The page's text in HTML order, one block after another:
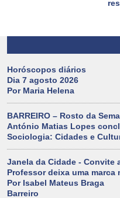
Horóscopos diários
Dia 7 agosto 2026
Por Maria Helena
BARREIRO – Rosto da
António Matias Lopes
Sociologia: Cidades e
Janela da Cidade - Convite
Professor deixa uma
Por Isabel Mateus Braga
Barreiro